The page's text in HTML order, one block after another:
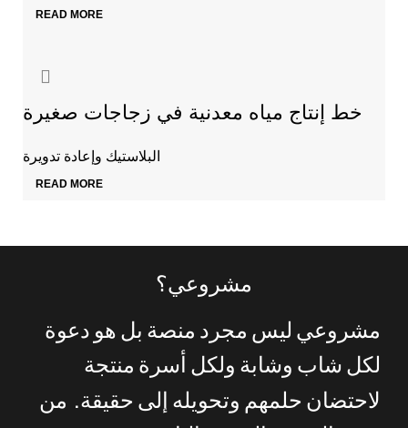
READ MORE
خط إنتاج مياه معدنية في زجاجات صغيرة
البلاستيك وإعادة تدويرة
READ MORE
مشروعي؟
مشروعي ليس مجرد منصة بل هو دعوة
لكل شاب وشابة ولكل أسرة منتجة
لاحتضان حلمهم وتحويله إلى حقيقة. من